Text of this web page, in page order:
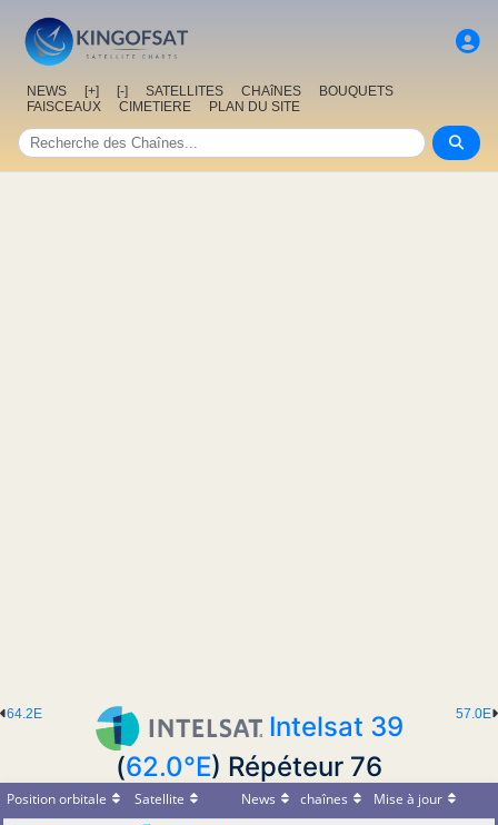
NEWS [+] [-] SATELLITES CHAîNES
BOUQUETS
FAISCEAUX
CIMETIERE PLAN DU SITE
57.0E
64.2E
Intelsat 39
(62.0°E) Répéteur 76
Position orbitale Satellite News chaînes
Mise à jour